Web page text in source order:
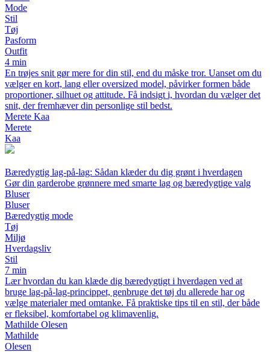
Mode
Stil
Tøj
Pasform
Outfit
4 min
En trøjes snit gør mere for din stil, end du måske tror. Uanset om du
vælger en kort, lang eller oversized model, påvirker formen både
proportioner, silhuet og attitude. Få indsigt i, hvordan du vælger det
snit, der fremhæver din personlige stil bedst.
Merete Kaa
Merete
Kaa
Bæredygtig lag-på-lag: Sådan klæder du dig grønt i hverdagen
Gør din garderobe grønnere med smarte lag og bæredygtige valg
Bluser
Bluser
Bæredygtig mode
Tøj
Miljø
Hverdagsliv
Stil
7 min
Lær hvordan du kan klæde dig bæredygtigt i hverdagen ved at
bruge lag-på-lag-princippet, genbruge det tøj du allerede har og
vælge materialer med omtanke. Få praktiske tips til en stil, der både
er fleksibel, komfortabel og klimavenlig.
Mathilde Olesen
Mathilde
Olesen